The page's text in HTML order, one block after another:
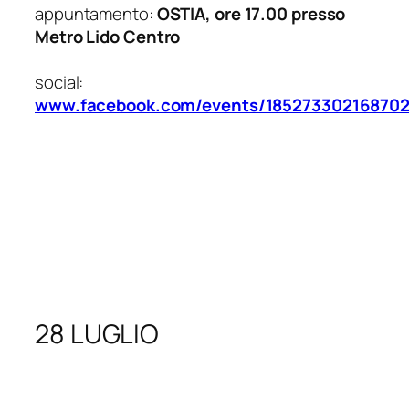
appuntamento:OSTIA, ore 17.00 presso
Metro Lido Centro
social:
www.facebook.com/events/
28 LUGLIO